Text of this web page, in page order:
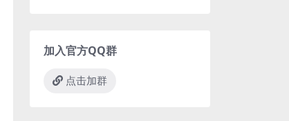
加入官方QQ群
点击加群